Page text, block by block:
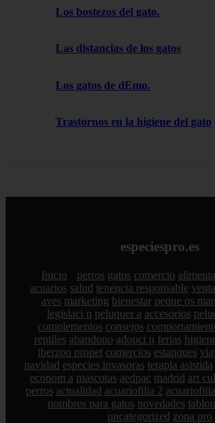
Los bostezos del gato.
Las distancias de los gatos
Los gatos de dEmo.
Trastornos en la higiene del gato
especiespro.es
Inicio perros gatos comercio
acuarios salud tenencia responsable
aves marketing bienestar peque os
legislaci n peluquer a accesorios
complementos consejos
reptiles abandono adopci n ferias
iberzoo propet comercios estanques
navidad especies invasoras terapia asistida
econom a mascotas aedpac madrid art
perros actualidad acuariofilia 2 acuariofilia
nombres para gatos novedades
uncategorized zona pro